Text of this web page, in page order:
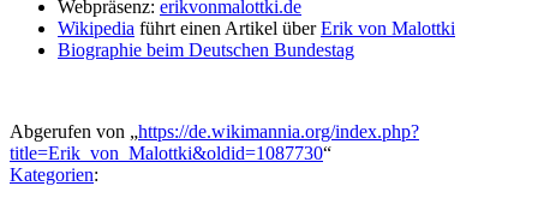
Webpräsenz: erikvonmalottki.de
Wikipedia führt einen Artikel überErik von Malottki
Biographie beim Deutschen Bundestag
Abgerufen von „https://de.wikimannia.org/index.php?
title=Erik_von_Malottki&oldid=1087730“
Kategorien: